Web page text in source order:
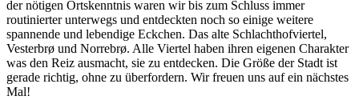
der nötigen Ortskenntnis waren wir bis zum Schluss immer
routinierter unterwegs und entdeckten noch so einige weitere
spannende und lebendige Eckchen. Das alte Schlachthofviertel,
Vesterbrø und Norrebrø. Alle Viertel haben ihren eigenen Charakter
was den Reiz ausmacht, sie zu entdecken. Die Größe der Stadt ist
gerade richtig, ohne zu überfordern. Wir freuen uns auf ein nächstes
Mal!